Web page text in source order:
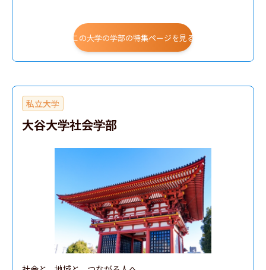
教育文化学科この大学の学部の特集ページを見る
私立大学
大谷大学社会学部